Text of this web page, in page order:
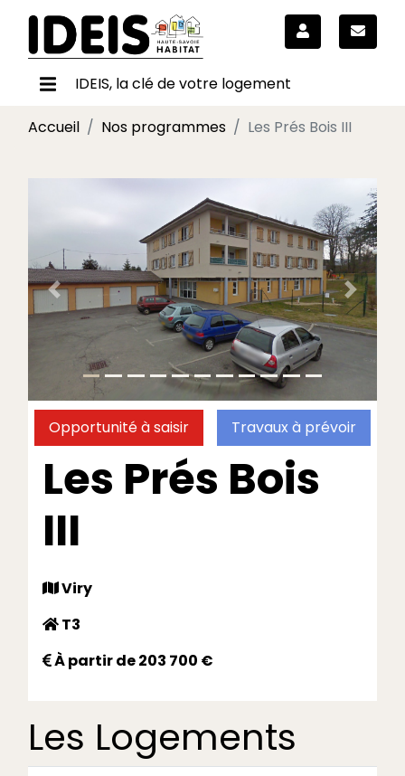
IDEIS, la clé de votre logement
Accueil Nos programmes Les Prés Bois III
Précédent Suivant
Opportunité à saisir Travaux à prévoir
Les Prés Bois
III
Viry
T3
À partir de 203 700 €
Les Logements